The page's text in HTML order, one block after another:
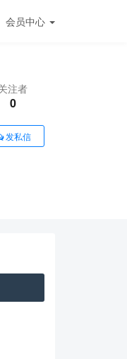
会员中心
注者
0
发私信